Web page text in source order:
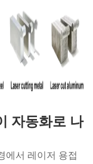
자동화로 나
에서 레이저 용접